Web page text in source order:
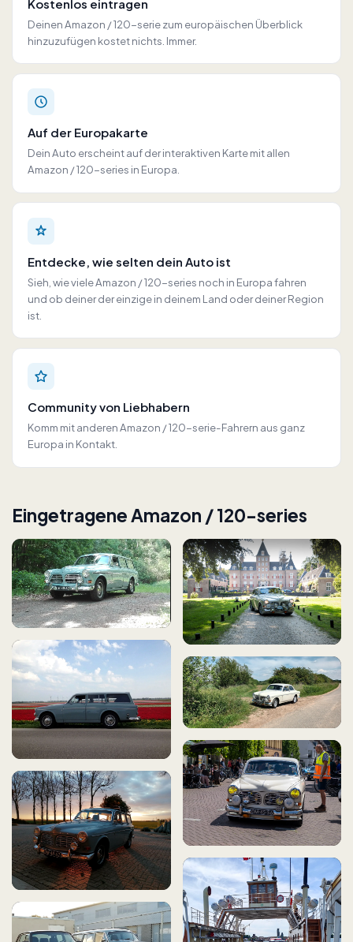
Kostenlos eintragen
Deinen Amazon / 120-serie zum europäischen Überblick
hinzuzufügen kostet nichts. Immer.
Auf der Europakarte
Dein Auto erscheint auf der interaktiven Karte mit allen
Amazon / 120-series in Europa.
Entdecke, wie selten dein Auto ist
Sieh, wie viele Amazon / 120-series noch in Europa fahren
und ob deiner der einzige in deinem Land oder deiner Region
ist.
Community von Liebhabern
Komm mit anderen Amazon / 120-serie-Fahrern aus ganz
Europa in Kontakt.
Eingetragene Amazon / 120-series